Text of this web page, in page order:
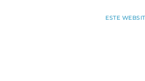
ESTE